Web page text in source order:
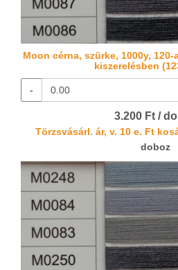
Moon cérna, szürke, 1000y,
kiszerelésben
-
3.200 Ft /
Törzsvásárl. ár, v. 10 e. Ft
doboz